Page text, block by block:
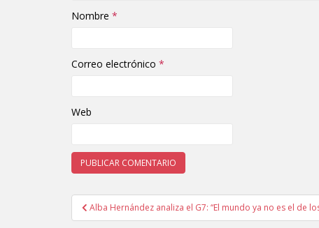
Nombre *
Correo electrónico *
Web
Navegación de entradas
Alba Hernández analiza el G7: “El mundo ya no es el de